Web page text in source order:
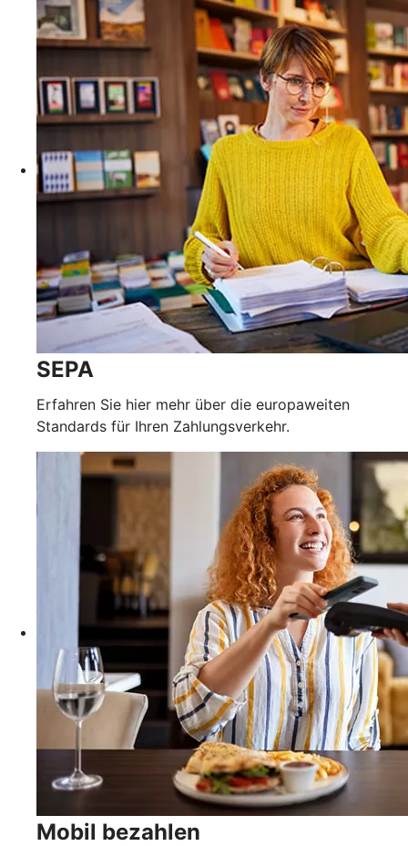
SEPA
Erfahren Sie hier mehr über die europaweiten
Standards für Ihren Zahlungsverkehr.
Mobil bezahlen